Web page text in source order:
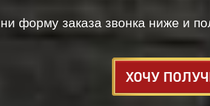
форму заказа звонка ниже и